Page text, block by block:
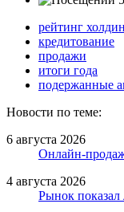
рейтинг
кредитование
продажи
итоги года
подержанные
Новости по теме:
6 августа 2026
Онлайн-
4 августа 2026
Рынок показал